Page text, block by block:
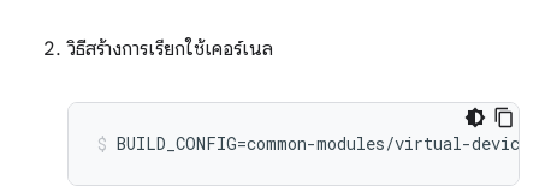
วิธีสร้างการเรียกใช้เคอร์เนล